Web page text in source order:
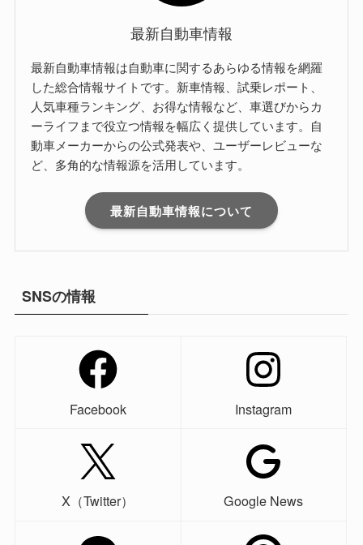
最新自動車情報
最新自動車情報は自動車に関するあらゆる情報を網羅
した総合情報サイトです。新車情報、試乗レポート、
人気車種ランキング、お得な情報など、車選びからカ
ーライフまで役立つ情報を幅広く提供しています。自
動車メーカーからの公式発表や、ユーザーレビューな
ど、多角的な情報源を活用しています。
最新自動車情報について
SNSの情報
Facebook Instagram
X（Twitter） Google News